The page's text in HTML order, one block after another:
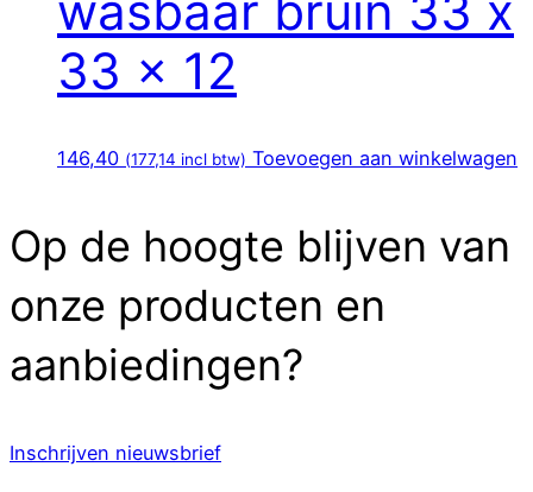
33 x 12
146,40 (177,14 incl btw) Toevoegen aan winkelwagen
Op de hoogte blijven van
onze producten en
aanbiedingen?
Inschrijven nieuwsbrief